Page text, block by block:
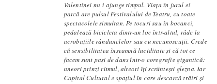
Valentinei nu-i ajunge timpul. Viața în jurul ei
parcă are pulsul Festivalului de Teatru, cu toate
spectacolele simultan. Pe tocuri sau în bocanci,
pedalează bicicleta dintr-un loc într-altul, râde la
acrobațiile rândunelelor sau cu necunoscuții. Crede
că sensibilitatea înseamnă luciditate și că tot ce
facem sunt pași de dans într-o coregrafie gigantică:
uneori prinzi ritmul, alteori îți scrântești glezna. Iar
Capital Cultural e spațiul în care descarcă trăiri și